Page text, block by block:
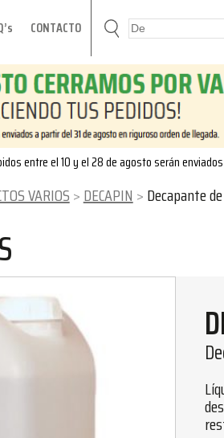
CONTACTO
entre el 10 y el 28 de agosto serán
VARIOS DECAPIN Decapante